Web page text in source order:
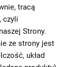
tracą
czyli
Strony.
ze strony jest
układ